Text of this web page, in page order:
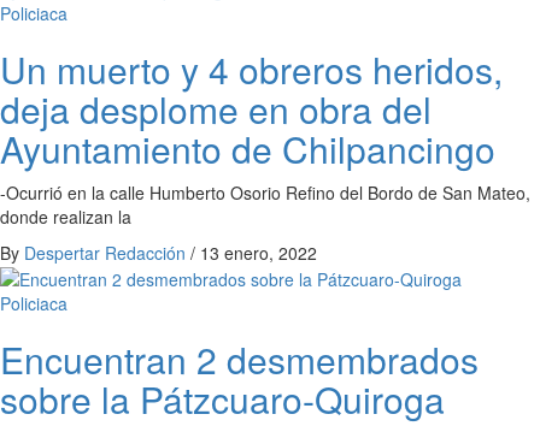
Policiaca
Un muerto y 4 obreros heridos,
deja desplome en obra del
Ayuntamiento de Chilpancingo
-Ocurrió en la calle Humberto Osorio Refino del Bordo de San Mateo,
donde realizan la
By Despertar Redacción / 13 enero, 2022
Policiaca
Encuentran 2 desmembrados
sobre la Pátzcuaro-Quiroga